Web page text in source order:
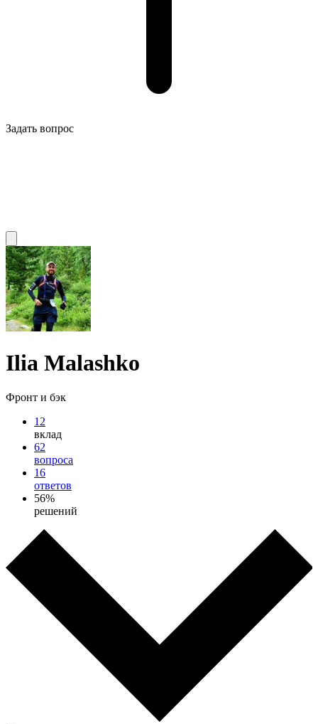
Задать вопрос
Ilia Malashko
Фронт и бэк
12
вклад
62
вопроса
16
ответов
56%
решений